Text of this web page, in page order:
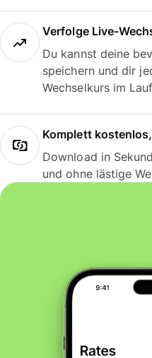
Verfolge Live-
Du kannst deine
speichern und dir
Wechselkurs im
Komplett
Download in
und ohne lästige